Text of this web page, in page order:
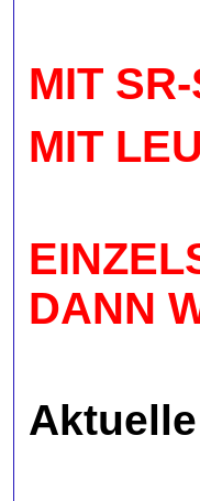
MIT
MIT
DANN